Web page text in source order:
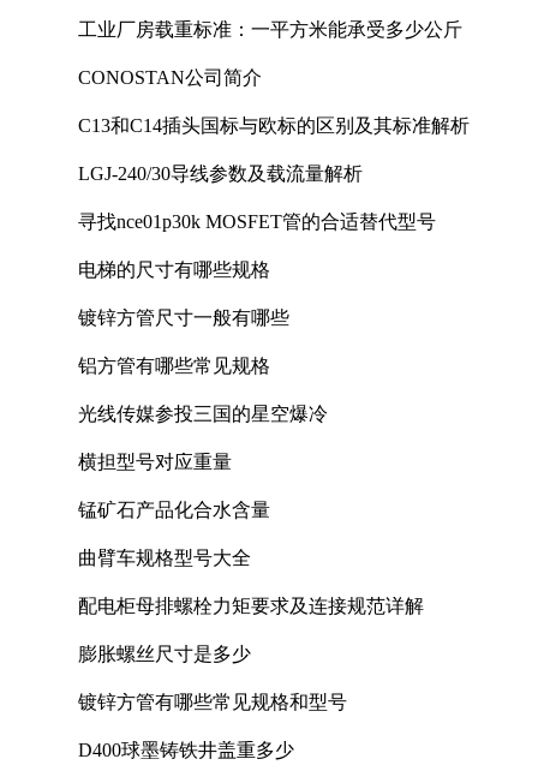
工业厂房载重标准：一平方米能承受多少公斤
CONOSTAN公司简介
C13和C14插头国标与欧标的区别及其标准解析
LGJ-240/30导线参数及载流量解析
寻找nce01p30k MOSFET管的合适替代型号
电梯的尺寸有哪些规格
镀锌方管尺寸一般有哪些
铝方管有哪些常见规格
光线传媒参投三国的星空爆冷
横担型号对应重量
锰矿石产品化合水含量
曲臂车规格型号大全
配电柜母排螺栓力矩要求及连接规范详解
膨胀螺丝尺寸是多少
镀锌方管有哪些常见规格和型号
D400球墨铸铁井盖重多少